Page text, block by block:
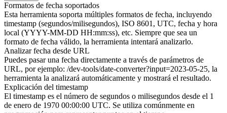
Formatos de fecha soportados
Esta herramienta soporta múltiples formatos de fecha, incluyendo
timestamp (segundos/milisegundos), ISO 8601, UTC, fecha y hora
local (YYYY-MM-DD HH:mm:ss), etc. Siempre que sea un
formato de fecha válido, la herramienta intentará analizarlo.
Analizar fecha desde URL
Puedes pasar una fecha directamente a través de parámetros de
URL, por ejemplo: /dev-tools/date-converter?input=2023-05-25, la
herramienta la analizará automáticamente y mostrará el resultado.
Explicación del timestamp
El timestamp es el número de segundos o milisegundos desde el 1
de enero de 1970 00:00:00 UTC. Se utiliza comúnmente en